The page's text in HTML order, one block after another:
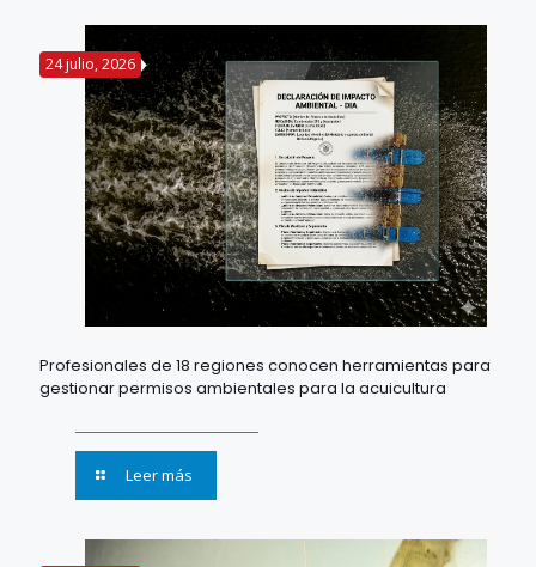
24 julio, 2026
Profesionales de 18 regiones conocen herramientas para
gestionar permisos ambientales para la acuicultura
Leer más